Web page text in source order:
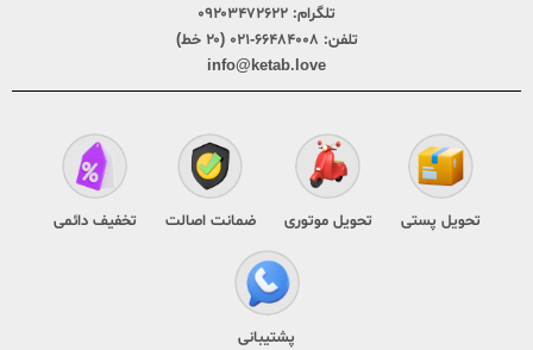
تلگرام: ۰۹۲۰۳۴۷۲۶۲۲
تلفن: ۶۶۴۸۴۰۰۸-۰۲۱ (۲۰ خط)
info@ketab.love
تحویل پستی تحویل موتوری ضمانت اصالت تخفیف دائمی
پشتیبانی